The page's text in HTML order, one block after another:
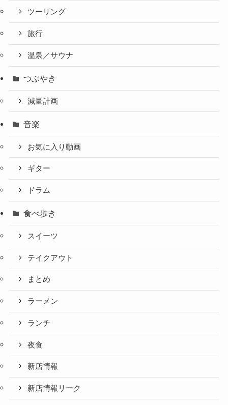
ツーリング
旅行
温泉／サウナ
つぶやき
減量計画
音楽
お気に入り動画
ギター
ドラム
食べ歩き
スイーツ
テイクアウト
まとめ
ラーメン
ランチ
夜食
新店情報
新店情報リーク